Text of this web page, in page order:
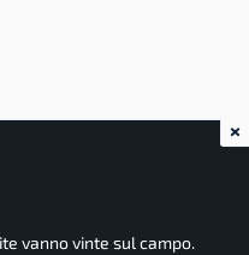
vanno vinte sul campo.
×